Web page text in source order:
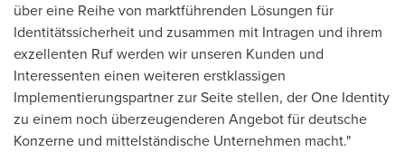
über eine Reihe von marktführenden Lösungen für
Identitätssicherheit und zusammen mit Intragen und ihrem
exzellenten Ruf werden wir unseren Kunden und
Interessenten einen weiteren erstklassigen
Implementierungspartner zur Seite stellen, der One Identity
zu einem noch überzeugenderen Angebot für deutsche
Konzerne und mittelständische Unternehmen macht."